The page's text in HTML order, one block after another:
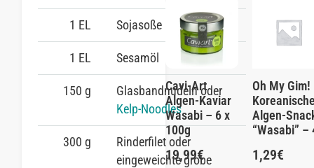
1 EL Sojasoße
1 EL Sesamöl
150 g
Glasbandnudeln oder
Kelp-Noodles
300 g
Rinderfilet oder
eingeweichte grobe
Cavi-Art
Algen-Kaviar
Wasabi – 6 x
100g
19,99€
Oh My Gim!
Algen-
“Wasabi” –
1,29€